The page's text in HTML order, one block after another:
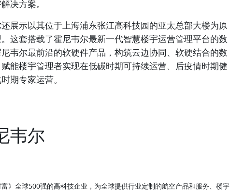
决方案。
展示以其位于上海浦东张江高科技园的亚太总部大楼为原
这套搭载了霍尼韦尔最新一代智慧楼宇运营管理平台的数
韦尔最前沿的软硬件产品，构筑云边协同、软硬结合的数
能楼宇管理者实现在低碳时期可持续运营、后疫情时期健
期专家运营。
韦尔
》全球500强的高科技企业，为全球提供行业定制的航空产品和服务、楼宇